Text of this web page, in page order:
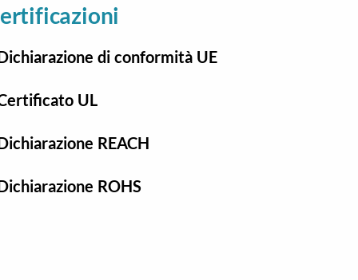
di conformità UE
UL
REACH
ROHS